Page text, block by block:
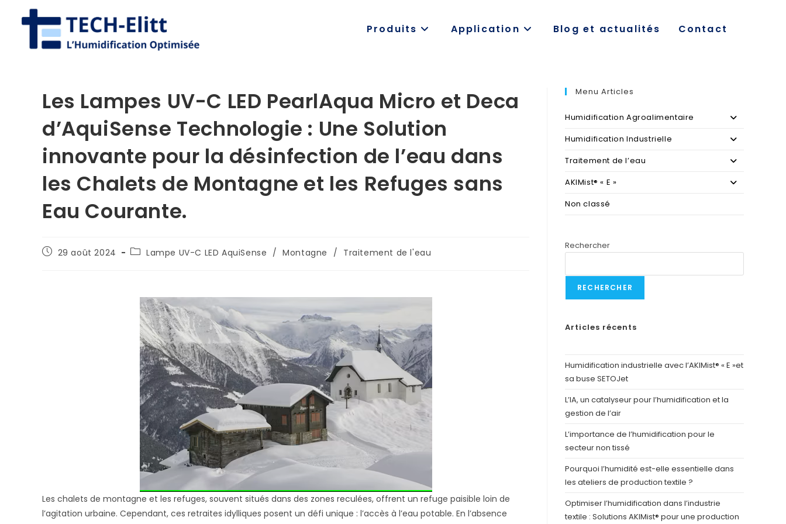
Produits Application Blog et actualités Contact
Les Lampes UV-C LED PearlAqua Micro et Deca
d’AquiSense Technologie : Une Solution
innovante pour la désinfection de l’eau dans
les Chalets de Montagne et les Refuges sans
Eau Courante.
29 août 2024 Lampe UV-C LED AquiSense / Montagne / Traitement de l'eau
Les chalets de montagne et les refuges, souvent situés dans des zones reculées, offrent un refuge paisible loin de
l’agitation urbaine. Cependant, ces retraites idylliques posent un défi unique : l’accès à l’eau potable. En l’absence
Menu Articles
Humidification Agroalimentaire
Humidification Industrielle
Traitement de l’eau
AKIMist® « E »
Non classé
Rechercher
RECHERCHER
Articles récents
Humidification industrielle avec l’AKIMist® « E »et
sa buse SETOJet
L’IA, un catalyseur pour l’humidification et la
gestion de l’air
L’importance de l’humidification pour le
secteur non tissé
Pourquoi l’humidité est-elle essentielle dans
les ateliers de production textile ?
Optimiser l’humidification dans l’industrie
textile : Solutions AKIMist® pour une production